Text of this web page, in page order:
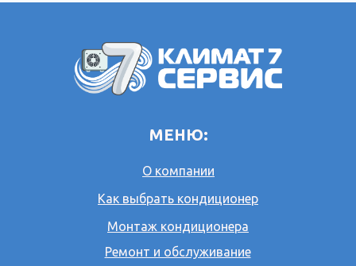
МЕНЮ:
О компании
Как выбрать кондиционер
Ремонт и обслуживание
Монтаж кондиционера